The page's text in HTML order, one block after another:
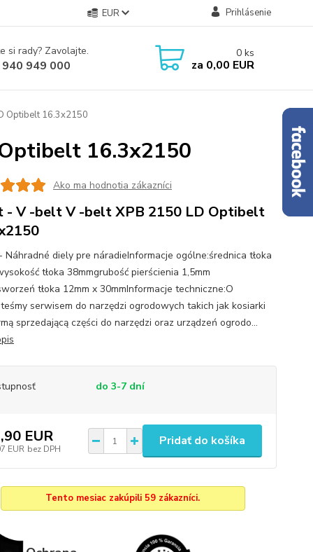
EUR Prihlásenie
si rady? Zavolajte.
949 000
0 ks
za 0,00 EUR
Optibelt 16.3x2150
16.3x2150
Ako ma hodnotia zákazníci
- V -belt V -belt XPB 2150 LD Optibelt
Náhradné diely pre náradieInformacje ogólne:średnica tłoka
tłoka 38mmgrubość pierścienia 1,5mm
tłoka 12mm x 30mmInformacje techniczne:O
serwisem do narzędzi ogrodowych takich jak kosiarki
sprzedającą części do narzędzi oraz urządzeń ogrodo...
do 3-7 dní
EUR
EUR bez DPH
Pridať do košíka
Tento mesiac zakúpili 59 zákazníci.